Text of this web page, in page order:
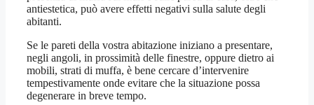
antiestetica, può avere effetti negativi sulla salute degli
abitanti.
Se le pareti della vostra abitazione iniziano a presentare,
negli angoli, in prossimità delle finestre, oppure dietro ai
mobili, strati di muffa, è bene cercare d’intervenire
tempestivamente onde evitare che la situazione possa
degenerare in breve tempo.